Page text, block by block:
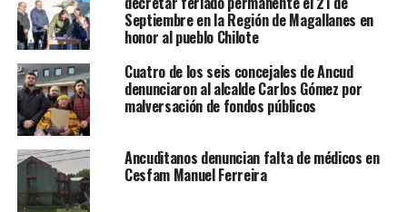
Septiembre en la Región de Magallanes en
honor al pueblo Chilote
Cuatro de los seis concejales de Ancud
denunciaron al alcalde Carlos Gómez por
malversación de fondos públicos
Ancuditanos denuncian falta de médicos en
Cesfam Manuel Ferreira